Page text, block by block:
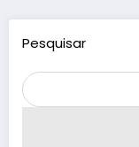
Pesquisar